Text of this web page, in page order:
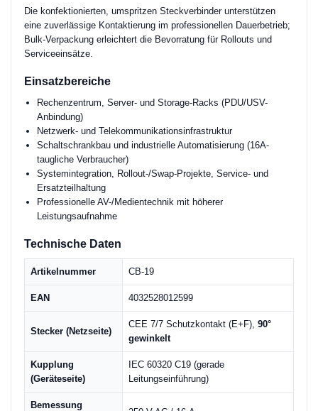
Die konfektionierten, umspritzen Steckverbinder unterstützen
eine zuverlässige Kontaktierung im professionellen Dauerbetrieb;
Bulk-Verpackung erleichtert die Bevorratung für Rollouts und
Serviceeinsätze.
Einsatzbereiche
Rechenzentrum, Server- und Storage-Racks (PDU/USV-
Anbindung)
Netzwerk- und Telekommunikationsinfrastruktur
Schaltschrankbau und industrielle Automatisierung (16A-
taugliche Verbraucher)
Systemintegration, Rollout-/Swap-Projekte, Service- und
Ersatzteilhaltung
Professionelle AV-/Medientechnik mit höherer
Leistungsaufnahme
Technische Daten
Artikelnummer CB-19
EAN 4032528012599
Stecker (Netzseite)
CEE 7/7 Schutzkontakt (E+F), 90°
gewinkelt
Kupplung
(Geräteseite)
IEC 60320 C19 (gerade
Leitungseinführung)
Bemessung